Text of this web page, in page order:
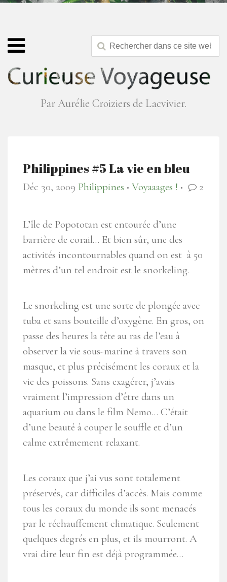
Par Aurélie Croiziers de Lacvivier.
Philippines #5 La vie en bleu
Déc 30, 2009 Philippines ● Voyaaages ! ● 2
L’île de Popototan est entourée d’une
barrière de corail… Et bien sûr, une des
activités incontournables quand on est à 50
mètres d’un tel endroit est le snorkeling.
Le snorkeling est une sorte de plongée avec
tuba et sans bouteille d’oxygène. En gros, on
passe des heures la tête au ras de l’eau à
observer la vie sous-marine à travers son
masque, et plus précisément les coraux et la
vie des poissons. Sans exagérer, j’avais
vraiment l’impression d’être dans un
aquarium ou dans le film Nemo… C’était
d’une beauté à couper le souffle et d’un
calme extrêmement relaxant.
Les coraux que j’ai vus sont totalement
préservés, car difficiles d’accès. Mais comme
tous les coraux du monde ils sont menacés
par le réchauffement climatique. Seulement
quelques degrés en plus, et ils mourront. A
vrai dire leur fin est déjà programmée…